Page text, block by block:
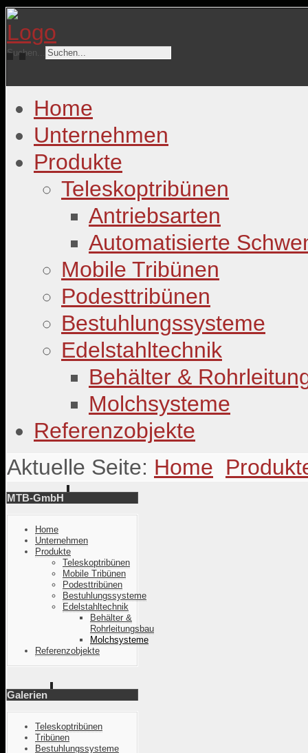
Suchen...
Home
Unternehmen
Produkte
Teleskoptribünen
Antriebsarten
Automatisierte
Mobile Tribünen
Podesttribünen
Bestuhlungssysteme
Edelstahltechnik
Behälter &
Molchsysteme
Referenzobjekte
Aktuelle Seite: Home
MTB-GmbH
Home
Unternehmen
Produkte
Teleskoptribünen
Mobile Tribünen
Podesttribünen
Bestuhlungssysteme
Edelstahltechnik
Behälter &
Rohrleitungsbau
Molchsysteme
Referenzobjekte
Galerien
Teleskoptribünen
Tribünen
Bestuhlungssysteme